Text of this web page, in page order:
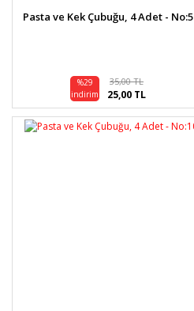
Pasta ve Kek Çubuğu, 4 Adet - No:5
%29
indirim
35,00 TL
25,00 TL